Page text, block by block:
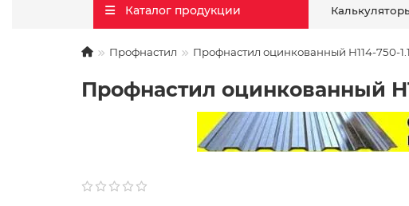
Каталог продукции
Профнастил Профнастил оцинкованный H114-750-
Профнастил оцинкованный